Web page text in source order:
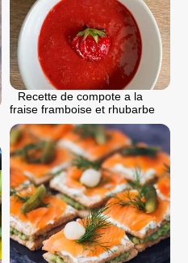
Recette de compote a la
fraise framboise et rhubarbe